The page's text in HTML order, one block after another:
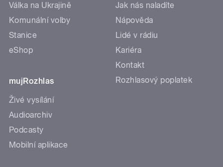
Válka na Ukrajině
Komunální volby
Stanice
eShop
mujRozhlas
Živé vysílání
Audioarchiv
Podcasty
Mobilní aplikace
Jak nás naladíte
Nápověda
Lidé v rádiu
Kariéra
Kontakt
Rozhlasový poplatek